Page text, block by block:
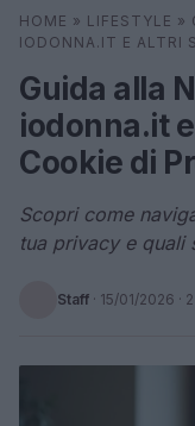
Cerca
HOME » LIFESTYLE »
IODONNA.IT E ALTRI
Guida alla
iodonna.it
Cookie di
Scopri come
tua privacy e quali
Staff · 15/01/2026 ·